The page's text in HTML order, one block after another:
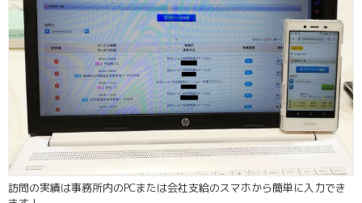
訪問の実績は事務所内のPCまたは会社支給のスマホから簡単に入力でき